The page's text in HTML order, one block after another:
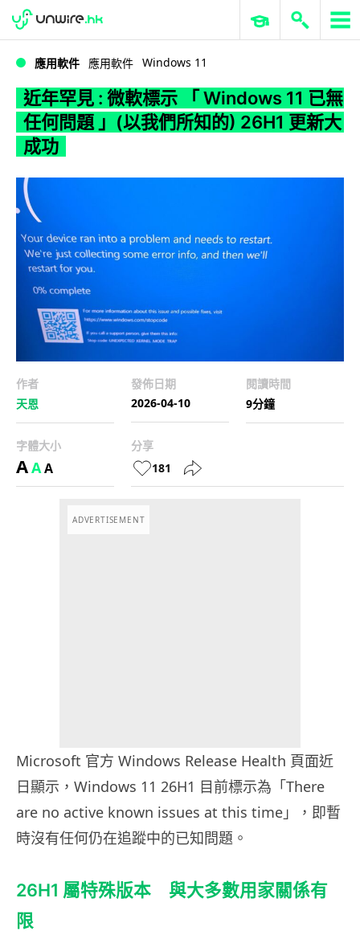
WWDC 2026 ERP 與商業 AI
應用軟件 應用軟件 Windows 11
近年罕見 : 微軟標示 「 Windows 11 已無
任何問題 」(以我們所知的) 26H1 更新大
成功
作者
天恩
發佈日期
2026-04-10
閱讀時間
9分鐘
字體大小
AAA
分享
181
ADVERTISEMENT
Microsoft 官方 Windows Release Health 頁面近
日顯示，Windows 11 26H1 目前標示為「There
are no active known issues at this time」，即暫
時沒有任何仍在追蹤中的已知問題。
26H1 屬特殊版本 與大多數用家關係有
限